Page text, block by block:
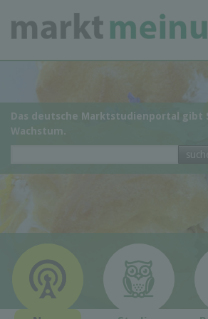
Das deutsche Marktstudienportal
Wachstum.